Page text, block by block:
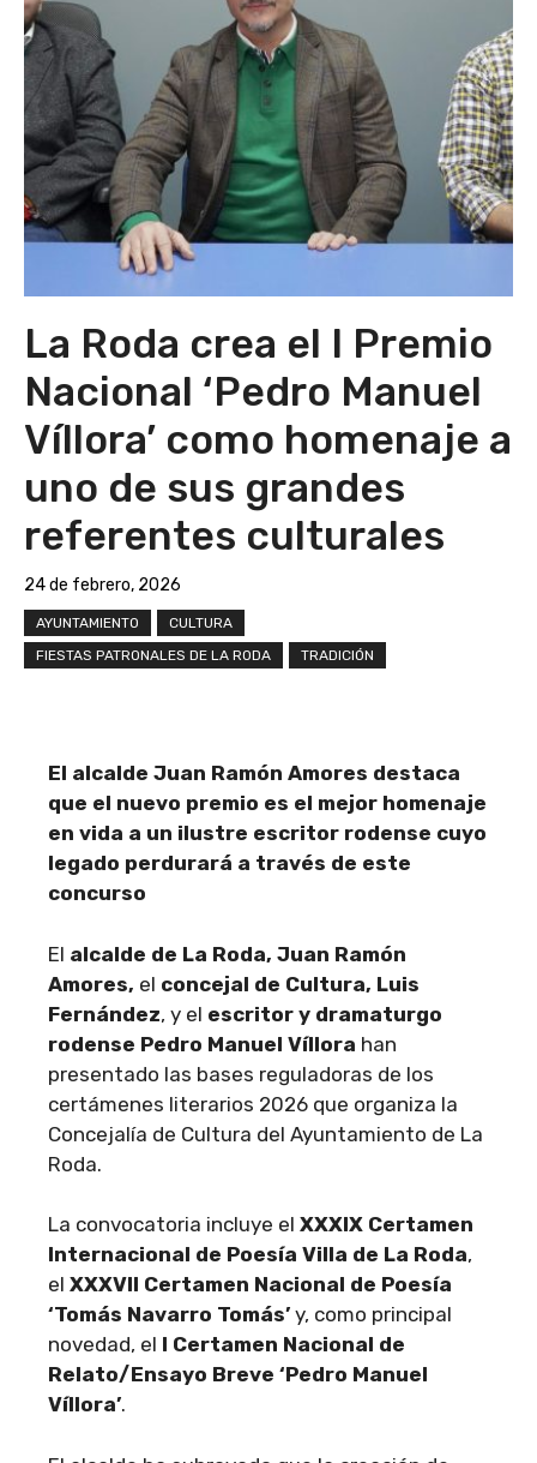
La Roda crea el I Premio
Nacional ‘Pedro Manuel
Víllora’ como homenaje a
uno de sus grandes
referentes culturales
24 de febrero, 2026
AYUNTAMIENTO
CULTURA
FIESTAS PATRONALES DE LA RODA
TRADICIÓN
El alcalde Juan Ramón Amores destaca
que el nuevo premio es el mejor homenaje
en vida a un ilustre escritor rodense cuyo
legado perdurará a través de este
concurso
El alcalde de La Roda, Juan Ramón
Amores, el concejal de Cultura, Luis
Fernández, y el escritor y dramaturgo
rodense Pedro Manuel Víllora han
presentado las bases reguladoras de los
certámenes literarios 2026 que organiza la
Concejalía de Cultura del Ayuntamiento de La
Roda.
La convocatoria incluye el XXXIX Certamen
Internacional de Poesía Villa de La Roda,
el XXXVII Certamen Nacional de Poesía
‘Tomás Navarro Tomás’ y, como principal
novedad, el I Certamen Nacional de
Relato/Ensayo Breve ‘Pedro Manuel
Víllora’.